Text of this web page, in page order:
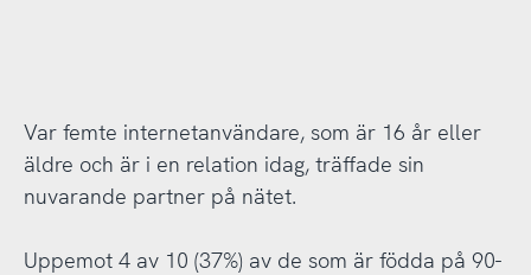
Var femte internetanvändare, som är 16 år eller
äldre och är i en relation idag, träffade sin
nuvarande partner på nätet.
Uppemot 4 av 10 (37%) av de som är födda på 90-